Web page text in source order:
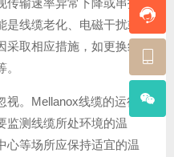
输速率异常下降或串扰
线缆老化、电磁干扰或
取相应措施，如更换线
。Mellanox线缆的运行
监测线缆所处环境的温
心等场所应保持适宜的温